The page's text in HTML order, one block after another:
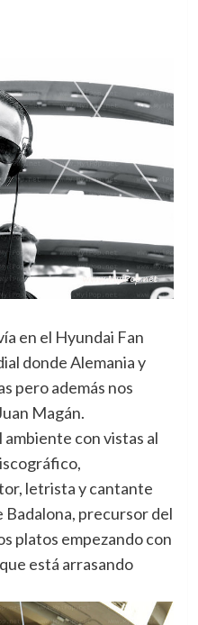
en el Hyundai Fan
donde Alemania y
pero además nos
Magán.
ambiente con vistas al
letrista y cantante
Badalona, precursor del
platos empezando con
está arrasando